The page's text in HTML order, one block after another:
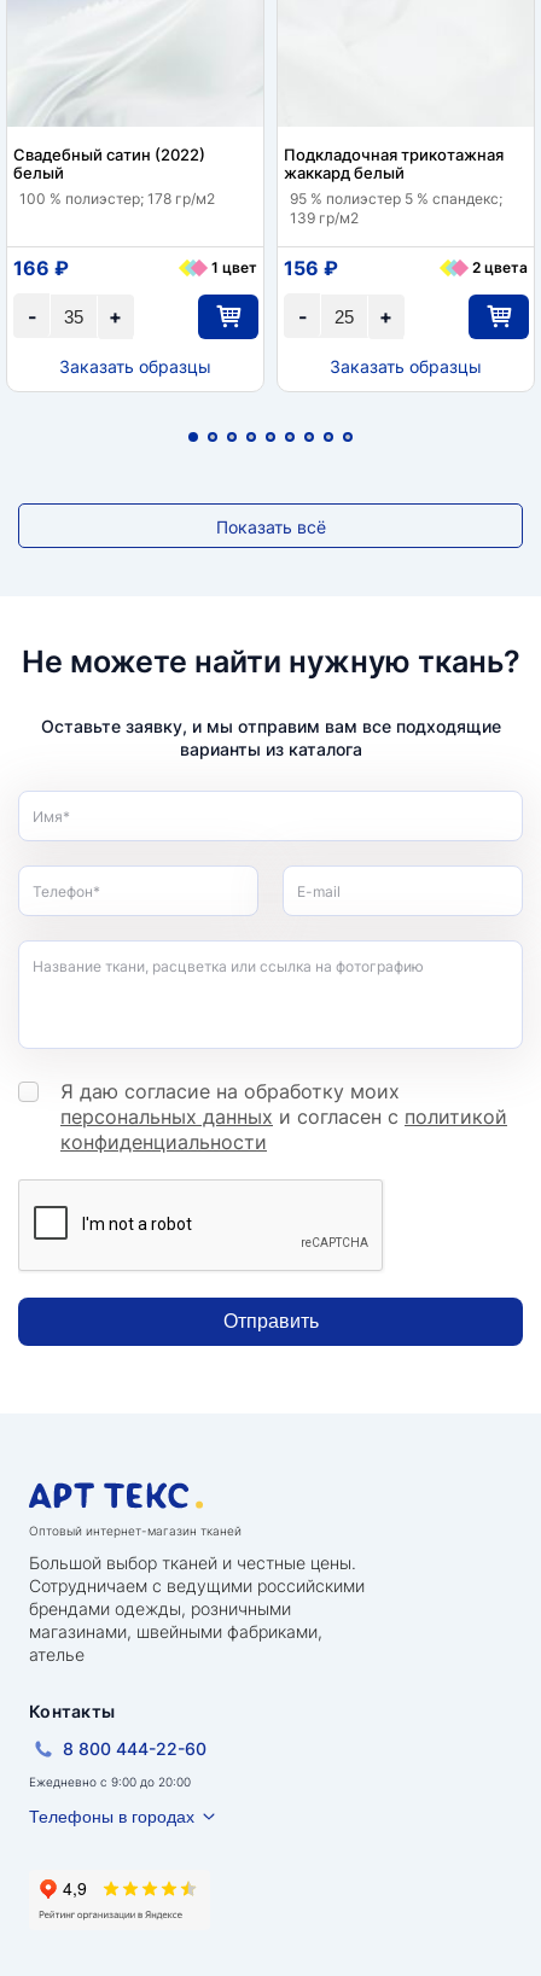
Свадебный сатин (2022)
белый
100 % полиэстер; 178 гр/м2
+
-
166 ₽ 1 цвет
Заказать образцы
Подкладочная трикотажная
жаккард белый
95 % полиэстер 5 % спандекс;
139 гр/м2
+
-
156 ₽ 2 цвета
Заказать образцы
Показать всё
Не можете найти нужную ткань?
Оставьте заявку, и мы отправим вам все подходящие
варианты из каталога
Имя*
Телефон* E-mail
Название ткани, расцветка или ссылка на фотографию
Я даю согласие на обработку моих
персональных данных и согласен с политикой
конфиденциальности
Отправить
Оптовый интернет-магазин тканей
Большой выбор тканей и честные цены.
Сотрудничаем с ведущими российскими
брендами одежды, розничными
магазинами, швейными фабриками,
ателье
Контакты
8 800 444-22-60
Ежедневно с 9:00 до 20:00
Телефоны в городах